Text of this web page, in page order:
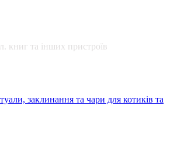
книг та інших пристроїв
заклинання та чари для котиків та